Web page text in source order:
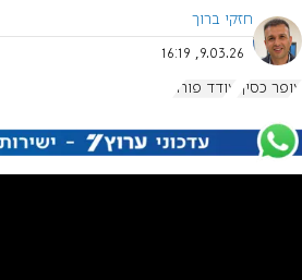
חזקי ברוך
9.03.26, 16:19
עופר כסיף עודד פורר